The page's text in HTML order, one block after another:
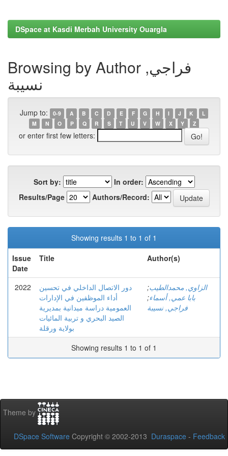
DSpace at Kasdi Merbah University Ouargla
Browsing by Author فراجي,
نسيبة
Jump to: 0-9 A B C D E F G H I J K
L
M
N O P Q R S T U V W X Y Z
or enter first few letters:
Sort by:
In order:
Results/Page
Authors/Record:
Showing results 1 to 1 of 1
Issue
Date
Title Author(s)
2022
دور الاتصال الداخلي في تحسين
أداء الموظفين في الإدارات
العمومية دراسة ميدانية بمديرية
الصيد البحري و تربية المائيات
بولاية ورقلة
الزاوي, محمدالطيب;
بابا عمي, أسماء;
فراجي, نسيبة
Showing results 1 to 1 of 1
Theme by
DSpace Software Copyright © 2002-2013 Duraspace - Feedback